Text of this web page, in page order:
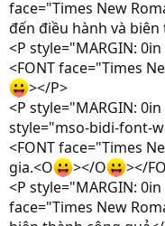
face="Times New
đến điều hành và biên
<P style="MARGIN:
<FONT face="Times
></P>
<P style="MARGIN:
style="mso-bidi-font-
<FONT face="Times
gia.<O
></O
></
<P style="MARGIN:
face="Times New